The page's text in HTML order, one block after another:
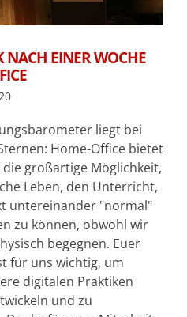
NACH EINER WOCHE
liegt bei
Home-Office bietet
großartige Möglichkeit,
Leben, den Unterricht,
untereinander "normal"
zu können, obwohl wir
begegnen. Euer
für uns wichtig, um
digitalen Praktiken
und zu